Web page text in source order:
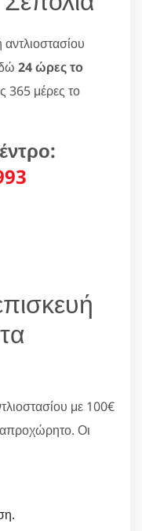
24 ώρες το
365 μέρες το
με 100€
απροχώρητο. Οι